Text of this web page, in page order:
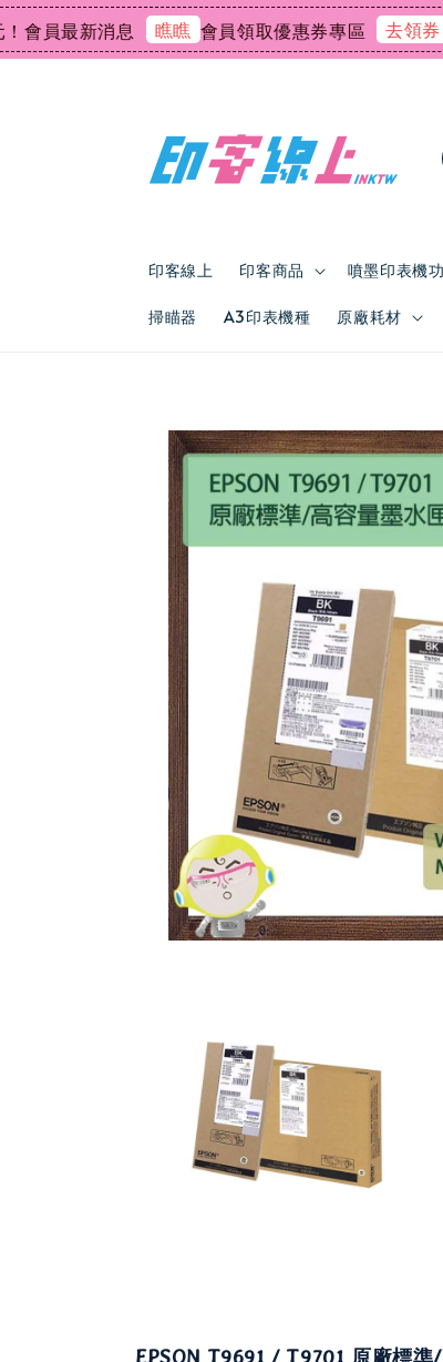
員最新消息 瞧瞧 會員領取優惠券專區 去領券！
印客線上 印客商品 噴墨印表機
掃瞄器 A3印表機種 原廠耗材
EPSON T9691 / T9701 原廠標準